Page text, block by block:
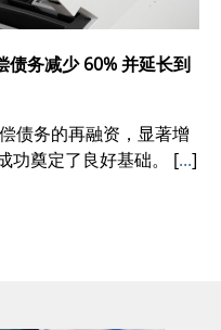
务减少 60% 并延长到
债务的再融资，显著增
功奠定了良好基础。 [...]